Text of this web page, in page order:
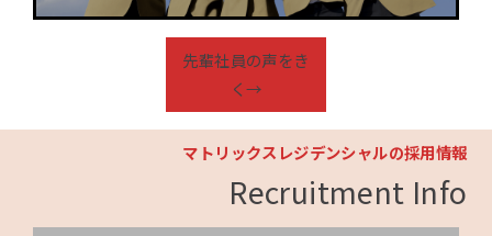
先輩社員の声をき
く→
マトリックスレジデンシャルの採用情報
Recruitment Info